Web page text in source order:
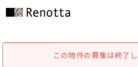
この物件の募集は終了し